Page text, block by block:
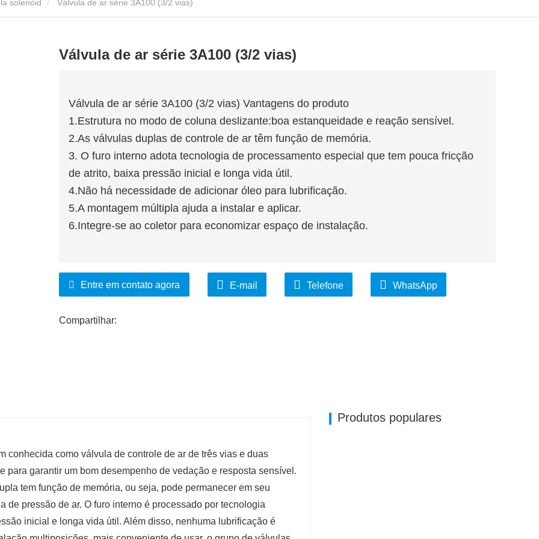
solenóid Válvula de ar série 3A100 (3/2 vias)
Válvula de ar série 3A100 (3/2 vias)
Válvula de ar série 3A100 (3/2 vias) Vantagens do produto
1.Estrutura no modo de coluna deslizante:boa estanqueidade e reação sensível.
2.As válvulas duplas de controle de ar têm função de memória.
3. O furo interno adota tecnologia de processamento especial que tem pouca fricção
de atrito, baixa pressão inicial e longa vida útil.
4.Não há necessidade de adicionar óleo para lubrificação.
5.A montagem múltipla ajuda a instalar e aplicar.
6.Integre-se ao coletor para economizar espaço de instalação.
Entre em contato agora E-mail Telefone WhatsApp
Compartilhar:
conhecida como válvula de controle de ar de três vias e duas
para garantir um bom desempenho de vedação e resposta sensível.
tem função de memória, ou seja, pode permanecer em seu
de pressão de ar. O furo interno é processado por tecnologia
inicial e longa vida útil. Além disso, nenhuma lubrificação é
Produtos populares